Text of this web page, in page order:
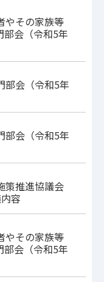
その家族等
部会（令和5年
会（令和5年
会（令和5年
推進協議会
容
その家族等
部会（令和5年